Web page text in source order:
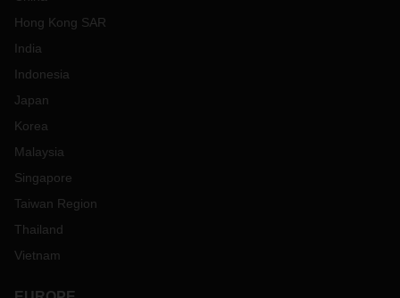
Hong Kong SAR
India
Indonesia
Japan
Korea
Malaysia
Singapore
Taiwan Region
Thailand
Vietnam